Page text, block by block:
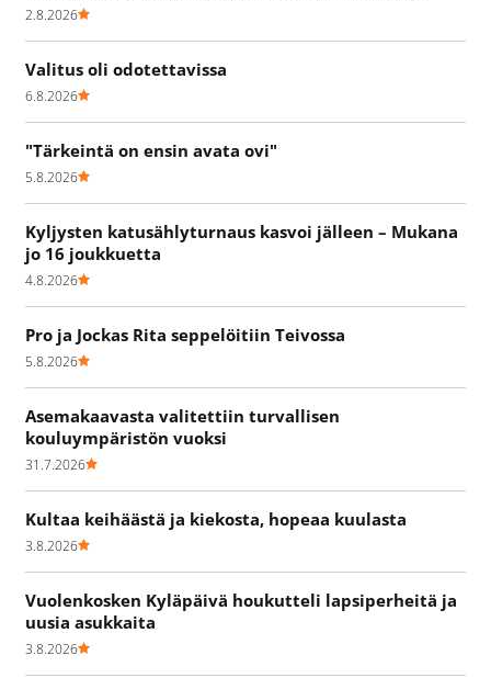
2.8.2026
Valitus oli odotettavissa
6.8.2026
"Tärkeintä on ensin avata ovi"
5.8.2026
Kyljysten katusählyturnaus kasvoi jälleen – Mukana
jo 16 joukkuetta
4.8.2026
Pro ja Jockas Rita seppelöitiin Teivossa
5.8.2026
Asemakaavasta valitettiin turvallisen
kouluympäristön vuoksi
31.7.2026
Kultaa keihäästä ja kiekosta, hopeaa kuulasta
3.8.2026
Vuolenkosken Kyläpäivä houkutteli lapsiperheitä ja
uusia asukkaita
3.8.2026